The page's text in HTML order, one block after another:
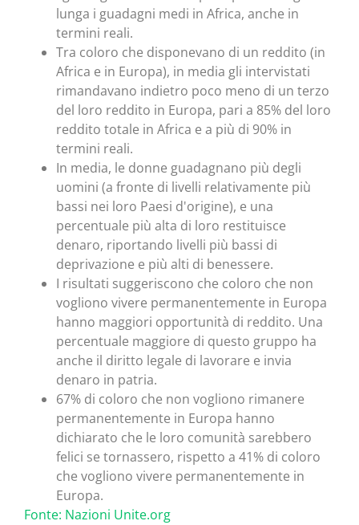
lunga i guadagni medi in Africa, anche in
termini reali.
Tra coloro che disponevano di un reddito (in
Africa e in Europa), in media gli intervistati
rimandavano indietro poco meno di un terzo
del loro reddito in Europa, pari a 85% del loro
reddito totale in Africa e a più di 90% in
termini reali.
In media, le donne guadagnano più degli
uomini (a fronte di livelli relativamente più
bassi nei loro Paesi d'origine), e una
percentuale più alta di loro restituisce
denaro, riportando livelli più bassi di
deprivazione e più alti di benessere.
I risultati suggeriscono che coloro che non
vogliono vivere permanentemente in Europa
hanno maggiori opportunità di reddito. Una
percentuale maggiore di questo gruppo ha
anche il diritto legale di lavorare e invia
denaro in patria.
67% di coloro che non vogliono rimanere
permanentemente in Europa hanno
dichiarato che le loro comunità sarebbero
felici se tornassero, rispetto a 41% di coloro
che vogliono vivere permanentemente in
Europa.
Fonte: Nazioni Unite.org